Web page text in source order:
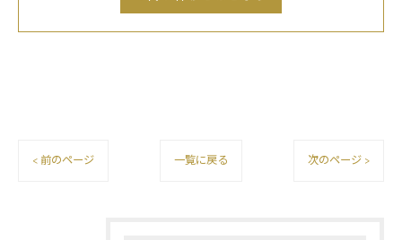
< 前のページ 一覧に戻る 次のページ >